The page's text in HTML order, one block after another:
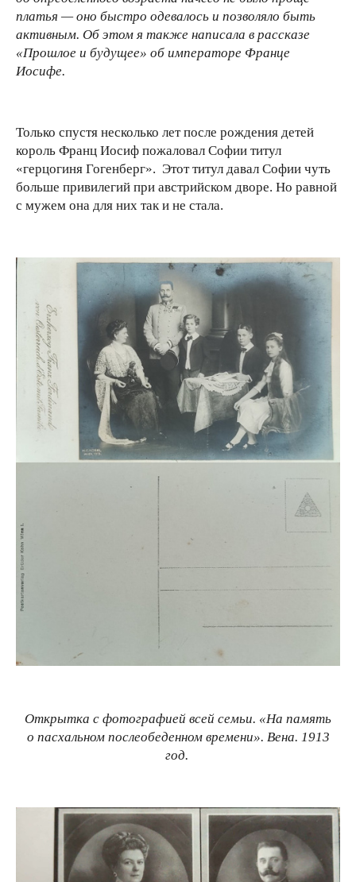
платья — оно быстро одевалось и позволяло быть
активным. Об этом я также написала в рассказе
«Прошлое и будущее» об императоре Франце
Иосифе.
Только спустя несколько лет после рождения детей
король Франц Иосиф пожаловал Софии титул
«герцогиня Гогенберг». Этот титул давал Софии чуть
больше привилегий при австрийском дворе. Но равной
с мужем она для них так и не стала.
Открытка с фотографией всей семьи. «На память
о пасхальном послеобеденном времени». Вена. 1913
год.